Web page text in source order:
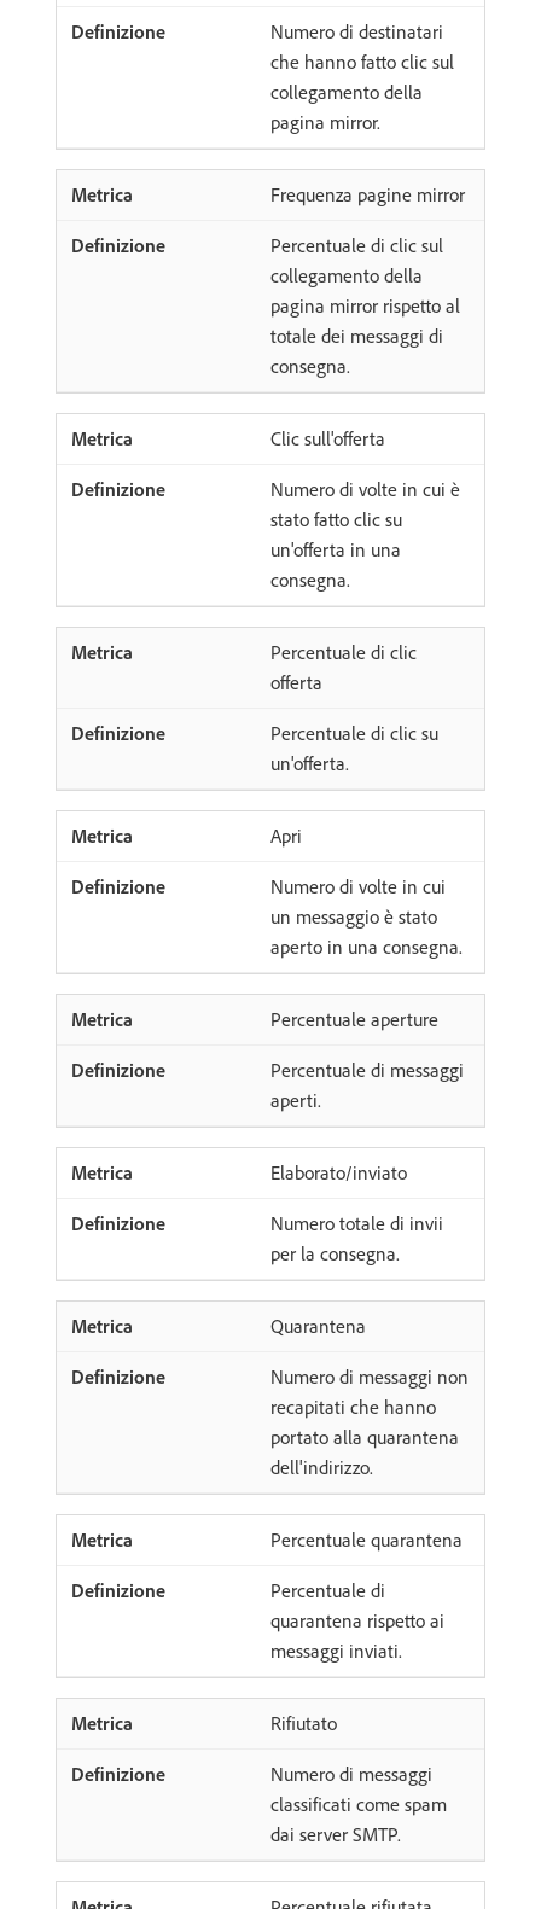
Numero di destinatari
che hanno fatto clic sul
collegamento della
pagina mirror.
Frequenza pagine mirror
Percentuale di clic sul
collegamento della
pagina mirror rispetto al
totale dei messaggi di
consegna.
Clic sull'offerta
Numero di volte in cui è
stato fatto clic su
un'offerta in una
consegna.
Percentuale di clic
offerta
Percentuale di clic su
un'offerta.
Apri
Numero di volte in cui
un messaggio è stato
aperto in una consegna.
Percentuale aperture
Percentuale di messaggi
aperti.
Elaborato/inviato
Numero totale di invii
per la consegna.
Quarantena
Numero di messaggi non
recapitati che hanno
portato alla quarantena
dell'indirizzo.
Percentuale quarantena
Percentuale di
quarantena rispetto ai
messaggi inviati.
Rifiutato
Numero di messaggi
classificati come spam
dai server SMTP.